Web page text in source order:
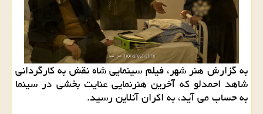
به گزارش هنر شهر، فیلم سینمایی شاه نقش به کارگردانی
شاهد احمدلو که آخرین هنرنمایی عنایت بخشی در سینما
به حساب می آید، به اکران آنلاین رسید.